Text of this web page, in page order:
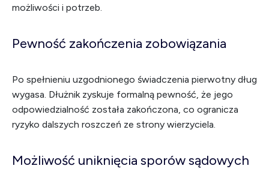
możliwości i potrzeb.
Pewność zakończenia zobowiązania
Po spełnieniu uzgodnionego świadczenia pierwotny dług
wygasa. Dłużnik zyskuje formalną pewność, że jego
odpowiedzialność została zakończona, co ogranicza
ryzyko dalszych roszczeń ze strony wierzyciela.
Możliwość uniknięcia sporów sądowych